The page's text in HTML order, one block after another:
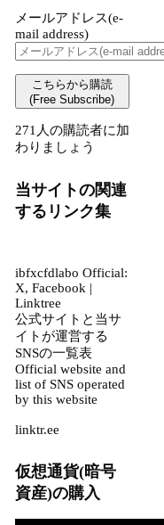
メールアドレス(e-
mail address)
こちらから購読
(Free Subscribe)
271人の購読者に加
わりましょう
当サイトの関連
するリンク集
ibfxcfdlabo Official:
X, Facebook |
Linktree
公式サイトと当サ
イトが運営する
SNSの一覧表
Official website and
list of SNS operated
by this website
linktr.ee
仮想通貨(暗号
資産)の購入